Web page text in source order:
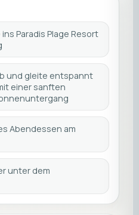
Paradis Plage Resort
und gleite entspannt
einer sanften
Abendessen am
unter dem